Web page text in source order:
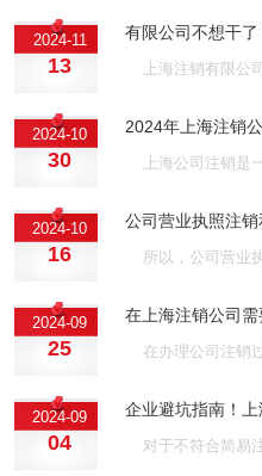
2024-11
13
有限公司不想干
2024-10
30
2024年上海注销
2024-10
16
公司营业执照注
2024-09
25
在上海注销公司
2024-09
04
企业避坑指南！